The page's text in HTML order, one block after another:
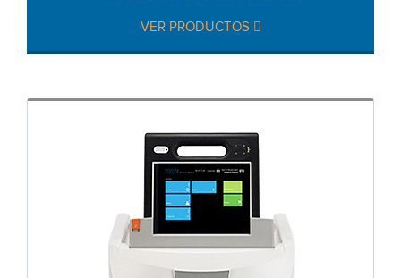
VER PRODUCTOS